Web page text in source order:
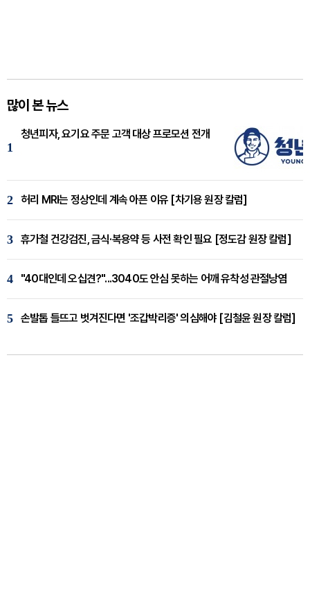
많이 본 뉴스
1
청년피자, 요기요 주문 고객 대상 프로모션 전개
2 허리 MRI는 정상인데 계속 아픈 이유 [차기용 원장 칼럼]
3 휴가철 건강검진, 금식·복용약 등 사전 확인 필요 [정도감 원장 칼럼]
4 "40대인데 오십견?"...3040도 안심 못하는 어깨 유착성 관절낭염
5 손발톱 들뜨고 벗겨진다면 '조갑박리증' 의심해야 [김철윤 원장 칼럼]